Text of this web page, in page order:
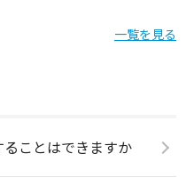
一覧を見る
ことはできますか